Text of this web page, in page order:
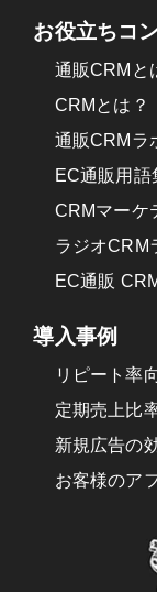
守るために
合
(4)外部への委
る場合がご
その場合は
決めを行う
が適正に管
(5)個人情報
当社は、個
報を安全に
適切に実施
[1]技術的な
限、外部か
お役立ちコ
通販CRMと
CRMとは？
通販CRMラ
EC通販用語
CRMマーケ
ラジオCRM
EC通販
導入事例
リピート率
定期売上比
新規広告の
お客様のア